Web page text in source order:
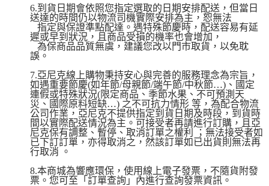
6.到貨日期會依照您指定選取的日期安排配送，但當日
送達的時間仍以物流司機實際安排為主，恕無法
指定與保證準點配達。遇特殊節慶時，配送容易有延
遲或早到狀況，且商品受損的機率也會增加，
為保商品品質無虞，建議您改以門市取貨，以免耽
誤。
7.亞尼克線上購物秉持安心與完善的服務理念為宗旨，
如遇重要節慶(如年節/母親節/端午節/中秋節…)、國定
連假或特殊狀況(限定商品、季節水果、不可預測天
災、國際原料短缺…) 之不可抗力情形 等，為配合物流
公司作業，亞尼克不提供指定到貨日期及時段，到貨時
間以實際配送情況為主。可接受者再請進行訂購，且亞
尼克保有調整、暫停、取消訂單之權利 ；無法接受者如
已下訂訂單，亦得取消之，然該訂單如已出貨則無法再
行取消 。
8.本商城為響應環保，使用線上電子發票，不隨貨附發
票。您可至「訂單查詢」內進行查詢發票資訊。​